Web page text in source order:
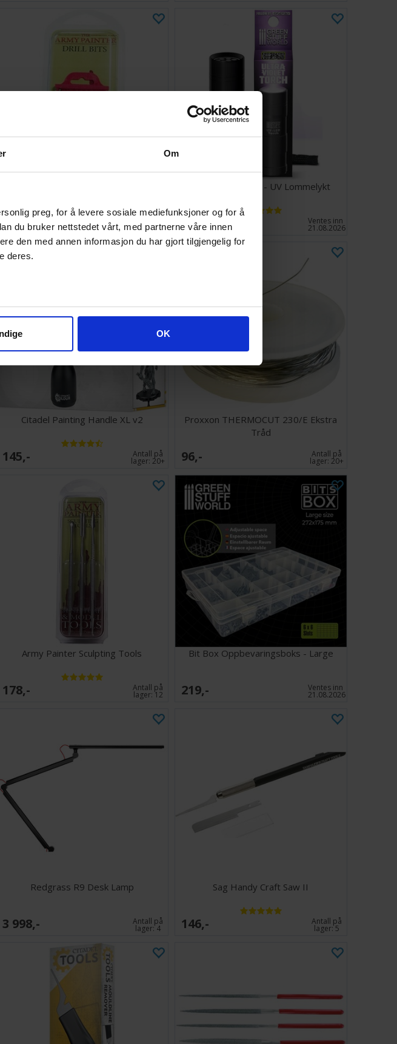
Om
preg, for å levere sosiale mediefunksjoner og for å
du bruker nettstedet vårt, med partnerne våre innen
den med annen informasjon du har gjort tilgjengelig for
deres.
OK
128,- lager:1
Ultraviolet Torch - UV Lommelykt
99,- Ventes inn
21.08.2026
Citadel Painting Handle XL v2
145,- Antall på
lager:20+
Proxxon THERMOCUT 230/E Ekstra
Tråd
96,- Antall på
lager:20+
Army Painter Sculpting Tools
178,- Antall på
lager: 12
Bit Box Oppbevaringsboks - Large
219,- Ventes inn
21.08.2026
Redgrass R9 Desk Lamp
3 998,- Antall på
lager:4
Sag Handy Craft Saw II
146,- Antall på
lager:5